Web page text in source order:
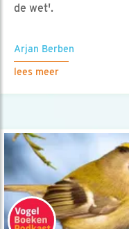
de wet'.
Arjan Berben
lees meer